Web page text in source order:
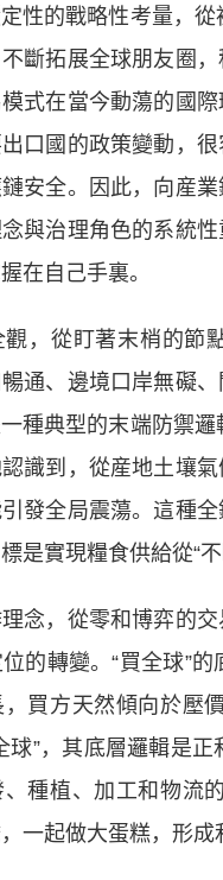
性的戰略性考量，從
斷拓展全球朋友圈
式在當今動蕩的國
口國的政策變動，
安全。因此，向産
與治理角色的系統
在自己手裏。
從盯著末梢的節點
通、邊境口岸無礙
種典型的末端防禦邏
識到，從産地土壤
發全局震蕩。這種
是實現糧食供給從“不
，從零和博弈的交
的轉變。“買全球”
買方天然傾向於壓
球”，其底層邏輯是
種植、加工和物流
一起做大蛋糕，形成